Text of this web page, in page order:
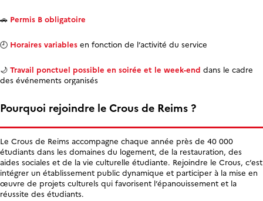
🚗 Permis B obligatoire
🕘 Horaires variables en fonction de l’activité du service
🌙 Travail ponctuel possible en soirée et le week-end dans le cadre
des événements organisés
Pourquoi rejoindre le Crous de Reims ?
Le Crous de Reims accompagne chaque année près de 40 000
étudiants dans les domaines du logement, de la restauration, des
aides sociales et de la vie culturelle étudiante. Rejoindre le Crous, c’est
intégrer un établissement public dynamique et participer à la mise en
œuvre de projets culturels qui favorisent l’épanouissement et la
réussite des étudiants.